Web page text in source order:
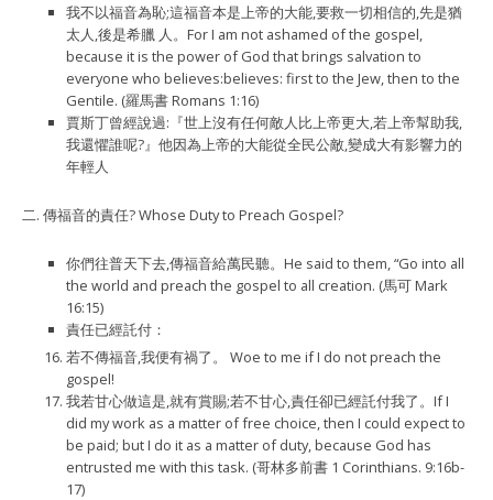
我不以福音為恥;這福音本是上帝的大能,要救一切相信的,先是猶
太人,後是希臘 人。For I am not ashamed of the gospel,
because it is the power of God that brings salvation to
everyone who believes:believes: first to the Jew, then to the
Gentile. (羅馬書 Romans 1:16)
賈斯丁曾經說過:『世上沒有任何敵人比上帝更大,若上帝幫助我,
我還懼誰呢?』他因為上帝的大能從全⺠公敵,變成大有影響力的
年輕人
二. 傳福音的責任? Whose Duty to Preach Gospel?
你們往普天下去,傳福音給萬⺠聽。He said to them, “Go into all
the world and preach the gospel to all creation. (馬可 Mark
16:15)
責任已經託付：
若不傳福音,我便有禍了。 Woe to me if I do not preach the
gospel!
我若甘心做這是,就有賞賜;若不甘心,責任卻已經託付我了。If I
did my work as a matter of free choice, then I could expect to
be paid; but I do it as a matter of duty, because God has
entrusted me with this task. (哥林多前書 1 Corinthians. 9:16b-
17)